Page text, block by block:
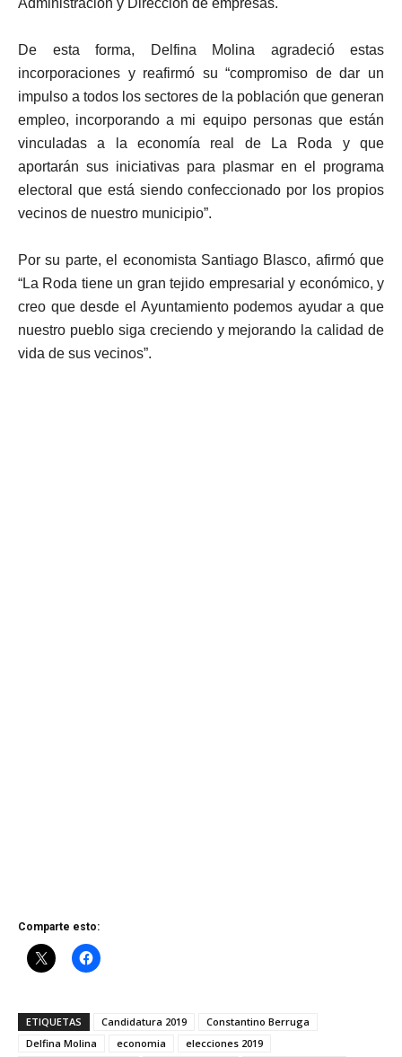
Administración y Dirección de empresas.
De esta forma, Delfina Molina agradeció estas
incorporaciones y reafirmó su “compromiso de dar un
impulso a todos los sectores de la población que generan
empleo, incorporando a mi equipo personas que están
vinculadas a la economía real de La Roda y que
aportarán sus iniciativas para plasmar en el programa
electoral que está siendo confeccionado por los propios
vecinos de nuestro municipio”.
Por su parte, el economista Santiago Blasco, afirmó que
“La Roda tiene un gran tejido empresarial y económico, y
creo que desde el Ayuntamiento podemos ayudar a que
nuestro pueblo siga creciendo y mejorando la calidad de
vida de sus vecinos”.
Comparte esto:
ETIQUETAS Candidatura 2019
Constantino Berruga
Delfina Molina
economia
elecciones 2019